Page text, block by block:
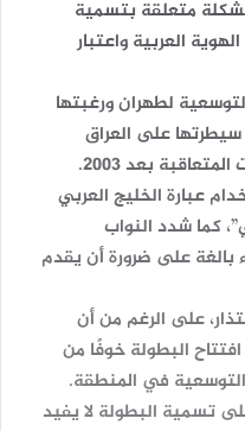
متعلقة بتسمية
العربية واعتبار
لطهران ورغبتها
على العراق
بعد 2003.
عبارة الخليج العربي
كما شدد النواب
بالغة على ضرورة أن يقدم
على الرغم من أن
افتتاح البطولة خوفًا من
في المنطقة.
تسمية البطولة لا يفيد